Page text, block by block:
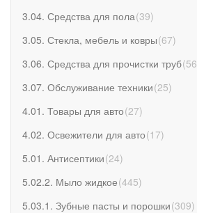
3.04. Средства для пола(39)
3.05. Стекла, мебель и ковры(67)
3.06. Средства для прочистки труб(56
3.07. Обслуживание техники(25)
4.01. Товары для авто(27)
4.02. Освежители для авто(17)
5.01. Антисептики(24)
5.02.2. Мыло жидкое(445)
5.03.1. Зубные пасты и порошки(309)